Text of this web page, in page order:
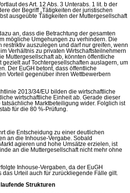
des Art. 12 Abs. 3 Unterabs. 1 lit. b der
der Begriff „Tätigkeiten der juristischen
ausgeübte Tätigkeiten der Muttergesellschaft
an, dass die Betrachtung der gesamten
mögliche Umgehungen zu verhindern. Die
restriktiv auszulegen und darf nur greifen, wenn
Verhältnis zu privaten Wirtschaftsteilnehmern
Muttergesellschaft ab, könnten öffentliche
gezielt auf Tochtergesellschaften auslagern, um
Der EuGH betont, dass öffentliche
Vorteil gegenüber ihren Wettbewerbern
2013/34/EU bilden die wirtschaftliche
wirtschaftliche Einheit ab. Gerade dieser
Marktbeteiligung wider. Folglich ist
für die 80 %-Prüfung.
die Entscheidung zu einer deutlichen
an die Inhouse-Vergabe. Sobald
agieren und hohe Umsätze erzielen, ist
an die Muttergesellschaft nicht mehr ohne
Inhouse-Vergaben, da der EuGH
das Urteil auch für zurückliegende Fälle gilt.
Strukturen